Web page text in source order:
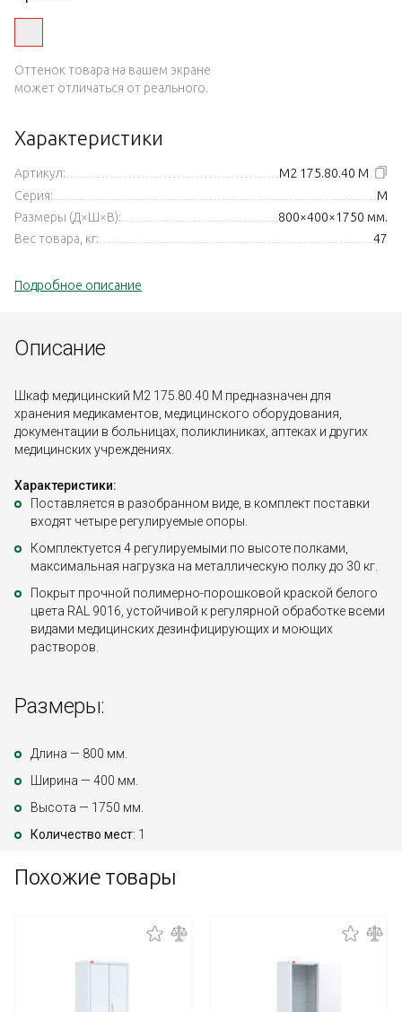
Оттенок товара на вашем экране
может отличаться от реального.
Характеристики
Артикул:
М2 175.80.40 М
Серия:
M
Размеры (Д×Ш×В):
800×400×1750 мм.
Вес товара, кг:
47
Подробное описание
Описание
Шкаф медицинский М2 175.80.40 М предназначен для
хранения медикаментов, медицинского оборудования,
документации в больницах, поликлиниках, аптеках и других
медицинских учреждениях.
Характеристики:
Поставляется в разобранном виде, в комплект поставки
входят четыре регулируемые опоры.
Комплектуется 4 регулируемыми по высоте полками,
максимальная нагрузка на металлическую полку до 30 кг.
Покрыт прочной полимерно-порошковой краской белого
цвета RAL 9016, устойчивой к регулярной обработке всеми
видами медицинских дезинфицирующих и моющих
растворов.
Размеры:
Длина — 800 мм.
Ширина — 400 мм.
Высота — 1750 мм.
Количество мест: 1
Похожие товары